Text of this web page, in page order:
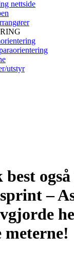
nettside
utstyr
også
–
meterne!